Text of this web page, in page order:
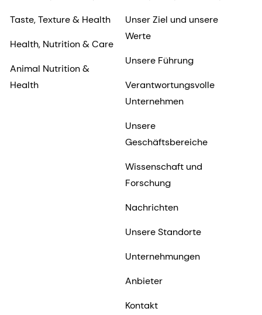
Taste, Texture & Health
Health, Nutrition & Care
Animal Nutrition &
Health
Unser Ziel und unsere
Werte
Unsere Führung
Verantwortungsvolle
Unternehmen
Unsere
Geschäftsbereiche
Wissenschaft und
Forschung
Nachrichten
Unsere Standorte
Unternehmungen
Anbieter
Kontakt